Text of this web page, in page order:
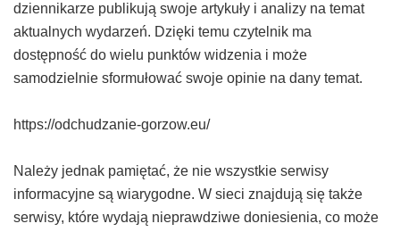
dziennikarze publikują swoje artykuły i analizy na temat
aktualnych wydarzeń. Dzięki temu czytelnik ma
dostępność do wielu punktów widzenia i może
samodzielnie sformułować swoje opinie na dany temat.
https://odchudzanie-gorzow.eu/
Należy jednak pamiętać, że nie wszystkie serwisy
informacyjne są wiarygodne. W sieci znajdują się także
serwisy, które wydają nieprawdziwe doniesienia, co może